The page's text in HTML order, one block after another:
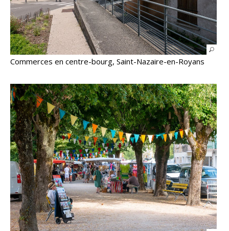
Commerces en centre-bourg, Saint-Nazaire-en-Royans